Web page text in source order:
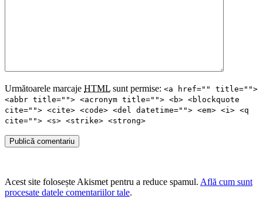
Următoarele marcaje HTML sunt permise: <a href="" title="">
<abbr title=""> <acronym title=""> <b> <blockquote
cite=""> <cite> <code> <del datetime=""> <em> <i> <q
cite=""> <s> <strike> <strong>
Publică comentariu
Acest site folosește Akismet pentru a reduce spamul. Află cum sunt
procesate datele comentariilor tale.